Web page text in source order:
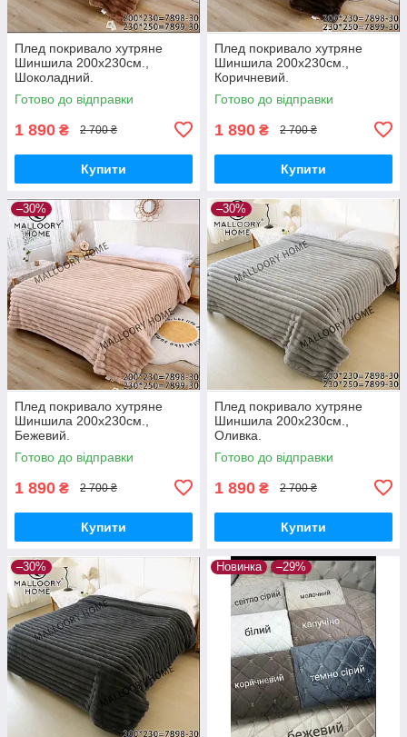
Плед покривало хутряне
Шиншила 200х230см.,
Шоколадний.
Готово до відправки
1 890 ₴ 2 700 ₴
Купити
Плед покривало хутряне
Шиншила 200х230см.,
Коричневий.
Готово до відправки
1 890 ₴ 2 700 ₴
Купити
–30%
Плед покривало хутряне
Шиншила 200х230см.,
Бежевий.
Готово до відправки
1 890 ₴ 2 700 ₴
Купити
–30%
Плед покривало хутряне
Шиншила 200х230см.,
Оливка.
Готово до відправки
1 890 ₴ 2 700 ₴
Купити
–30% Новинка –29%